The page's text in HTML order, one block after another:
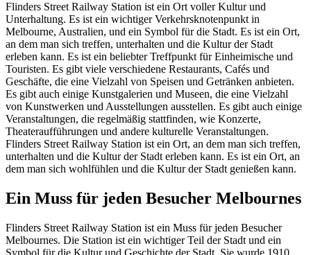
Flinders Street Railway Station ist ein Ort voller Kultur und
Unterhaltung. Es ist ein wichtiger Verkehrsknotenpunkt in
Melbourne, Australien, und ein Symbol für die Stadt. Es ist ein Ort,
an dem man sich treffen, unterhalten und die Kultur der Stadt
erleben kann. Es ist ein beliebter Treffpunkt für Einheimische und
Touristen. Es gibt viele verschiedene Restaurants, Cafés und
Geschäfte, die eine Vielzahl von Speisen und Getränken anbieten.
Es gibt auch einige Kunstgalerien und Museen, die eine Vielzahl
von Kunstwerken und Ausstellungen ausstellen. Es gibt auch einige
Veranstaltungen, die regelmäßig stattfinden, wie Konzerte,
Theateraufführungen und andere kulturelle Veranstaltungen.
Flinders Street Railway Station ist ein Ort, an dem man sich treffen,
unterhalten und die Kultur der Stadt erleben kann. Es ist ein Ort, an
dem man sich wohlfühlen und die Kultur der Stadt genießen kann.
Ein Muss für jeden Besucher Melbournes
Flinders Street Railway Station ist ein Muss für jeden Besucher
Melbournes. Die Station ist ein wichtiger Teil der Stadt und ein
Symbol für die Kultur und Geschichte der Stadt. Sie wurde 1910